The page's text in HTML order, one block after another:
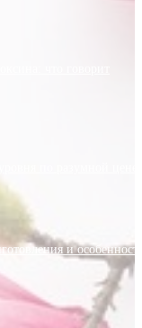
по разумной цене
и